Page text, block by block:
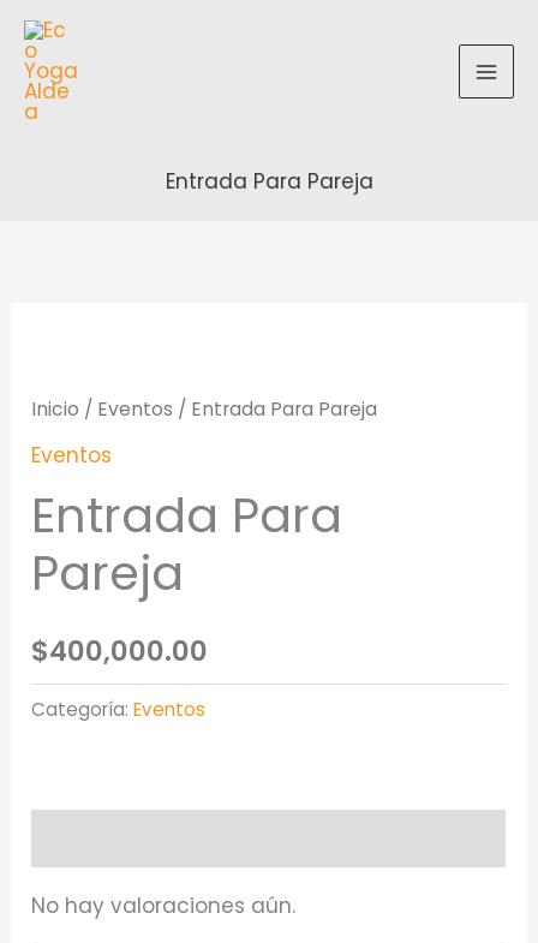
contenido
Entrada Para Pareja
Inicio / Eventos / Entrada Para Pareja
Eventos
Entrada Para
Pareja
$400,000.00
Categoría:Eventos
No hay valoraciones aún.